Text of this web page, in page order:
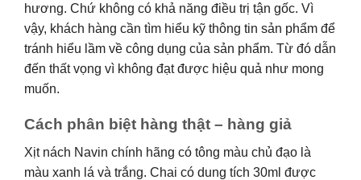
hương. Chứ không có khả năng điều trị tận gốc. Vì
vậy, khách hàng cần tìm hiểu kỹ thông tin sản phẩm để
tránh hiểu lầm về công dụng của sản phẩm. Từ đó dẫn
đến thất vọng vì không đạt được hiệu quả như mong
muốn.
Cách phân biệt hàng thật – hàng giả
Xịt nách Navin chính hãng có tông màu chủ đạo là
màu xanh lá và trắng. Chai có dung tích 30ml được